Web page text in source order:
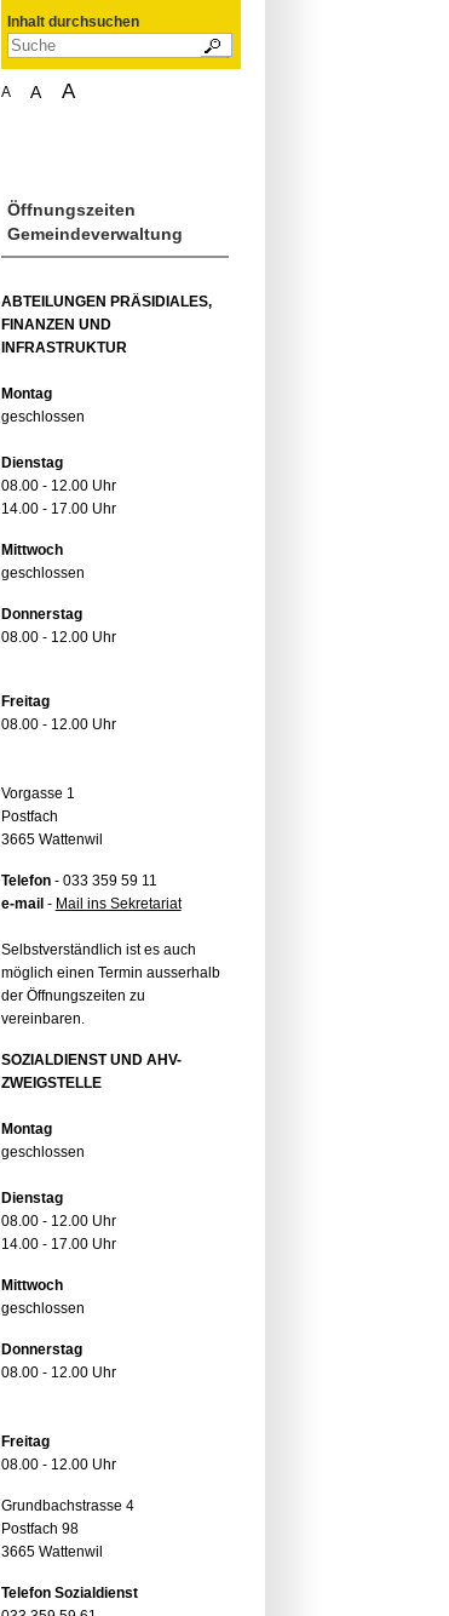
Inhalt durchsuchen
A A A
Öffnungszeiten
Gemeindeverwaltung
ABTEILUNGEN PRÄSIDIALES,
FINANZEN UND
INFRASTRUKTUR
Montag
geschlossen
Dienstag
08.00 - 12.00 Uhr
14.00 - 17.00 Uhr
Mittwoch
geschlossen
Donnerstag
08.00 - 12.00 Uhr
Freitag
08.00 - 12.00 Uhr
Vorgasse 1
Postfach
3665 Wattenwil
Telefon- 033 359 59 11
e-mail - Mail ins Sekretariat
Selbstverständlich ist es auch
möglich einen Termin ausserhalb
der Öffnungszeiten zu
vereinbaren.
SOZIALDIENST UND AHV-
ZWEIGSTELLE
Montag
geschlossen
Dienstag
08.00 - 12.00 Uhr
14.00 - 17.00 Uhr
Mittwoch
geschlossen
Donnerstag
08.00 - 12.00 Uhr
Freitag
08.00 - 12.00 Uhr
Grundbachstrasse 4
Postfach 98
3665 Wattenwil
Telefon Sozialdienst